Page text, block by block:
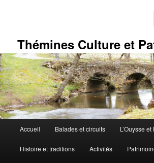
Thémines Culture et
principal
Accueil Balades et circuits L’Ouysse
Histoire et traditions Activités